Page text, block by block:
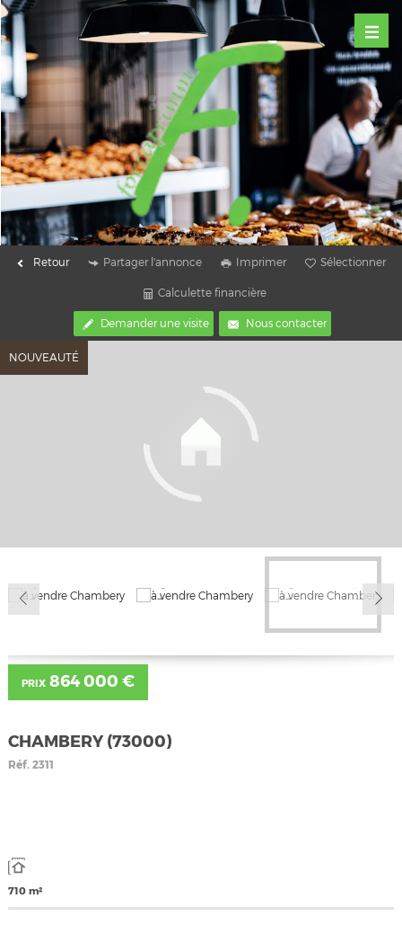
Retour Partager l'annonce Imprimer Sélectionner
Calculette financière
Demander une visite Nous contacter
NOUVEAUTÉ
PRIX864 000 €
CHAMBERY (73000)
Réf.2311
710 m²